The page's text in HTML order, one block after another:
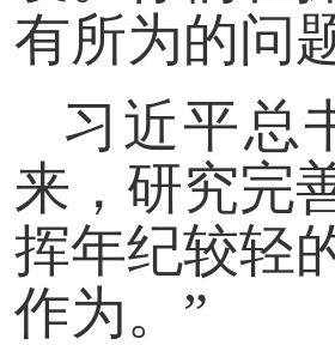
有所为的问
习近平总
来，研究完
挥年纪较轻
作为。”